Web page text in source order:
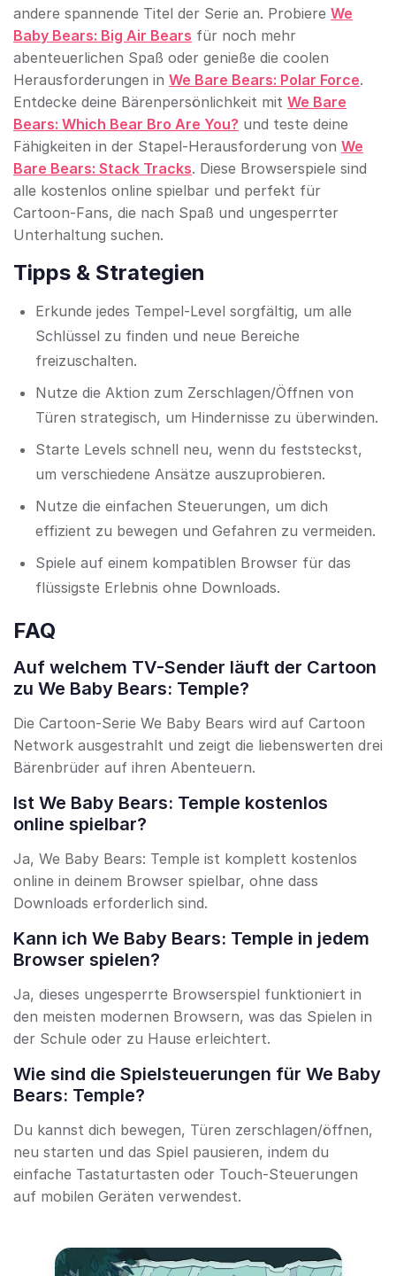
andere spannende Titel der Serie an. Probiere We
Baby Bears: Big Air Bears für noch mehr
abenteuerlichen Spaß oder genieße die coolen
Herausforderungen in We Bare Bears: Polar Force.
Entdecke deine Bärenpersönlichkeit mit We Bare
Bears: Which Bear Bro Are You? und teste deine
Fähigkeiten in der Stapel-Herausforderung von We
Bare Bears: Stack Tracks. Diese Browserspiele sind
alle kostenlos online spielbar und perfekt für
Cartoon-Fans, die nach Spaß und ungesperrter
Unterhaltung suchen.
Tipps & Strategien
Erkunde jedes Tempel-Level sorgfältig, um alle
Schlüssel zu finden und neue Bereiche
freizuschalten.
Nutze die Aktion zum Zerschlagen/Öffnen von
Türen strategisch, um Hindernisse zu überwinden.
Starte Levels schnell neu, wenn du feststeckst,
um verschiedene Ansätze auszuprobieren.
Nutze die einfachen Steuerungen, um dich
effizient zu bewegen und Gefahren zu vermeiden.
Spiele auf einem kompatiblen Browser für das
flüssigste Erlebnis ohne Downloads.
FAQ
Auf welchem TV-Sender läuft der Cartoon
zu We Baby Bears: Temple?
Die Cartoon-Serie We Baby Bears wird auf Cartoon
Network ausgestrahlt und zeigt die liebenswerten drei
Bärenbrüder auf ihren Abenteuern.
Ist We Baby Bears: Temple kostenlos
online spielbar?
Ja, We Baby Bears: Temple ist komplett kostenlos
online in deinem Browser spielbar, ohne dass
Downloads erforderlich sind.
Kann ich We Baby Bears: Temple in jedem
Browser spielen?
Ja, dieses ungesperrte Browserspiel funktioniert in
den meisten modernen Browsern, was das Spielen in
der Schule oder zu Hause erleichtert.
Wie sind die Spielsteuerungen für We Baby
Bears: Temple?
Du kannst dich bewegen, Türen zerschlagen/öffnen,
neu starten und das Spiel pausieren, indem du
einfache Tastaturtasten oder Touch-Steuerungen
auf mobilen Geräten verwendest.